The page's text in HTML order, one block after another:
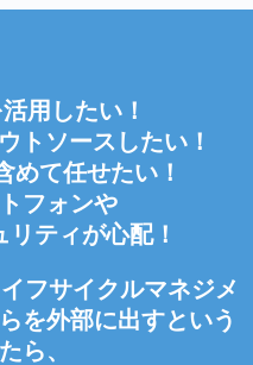
用したい！
トソースしたい！
て任せたい！
フォンや
ティが心配！
フサイクルマネジメ
を外部に出すという
ら、